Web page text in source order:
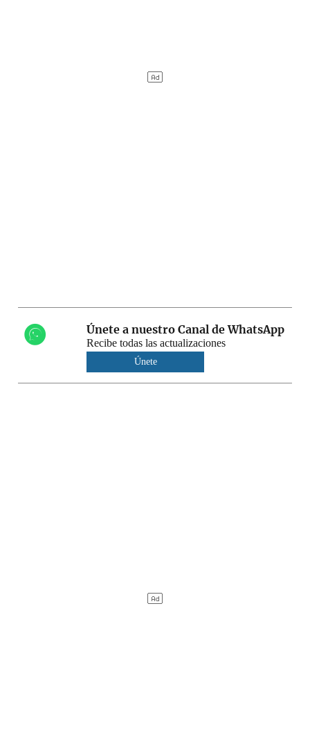
Únete a nuestro Canal de WhatsApp
Recibe todas las actualizaciones
Únete